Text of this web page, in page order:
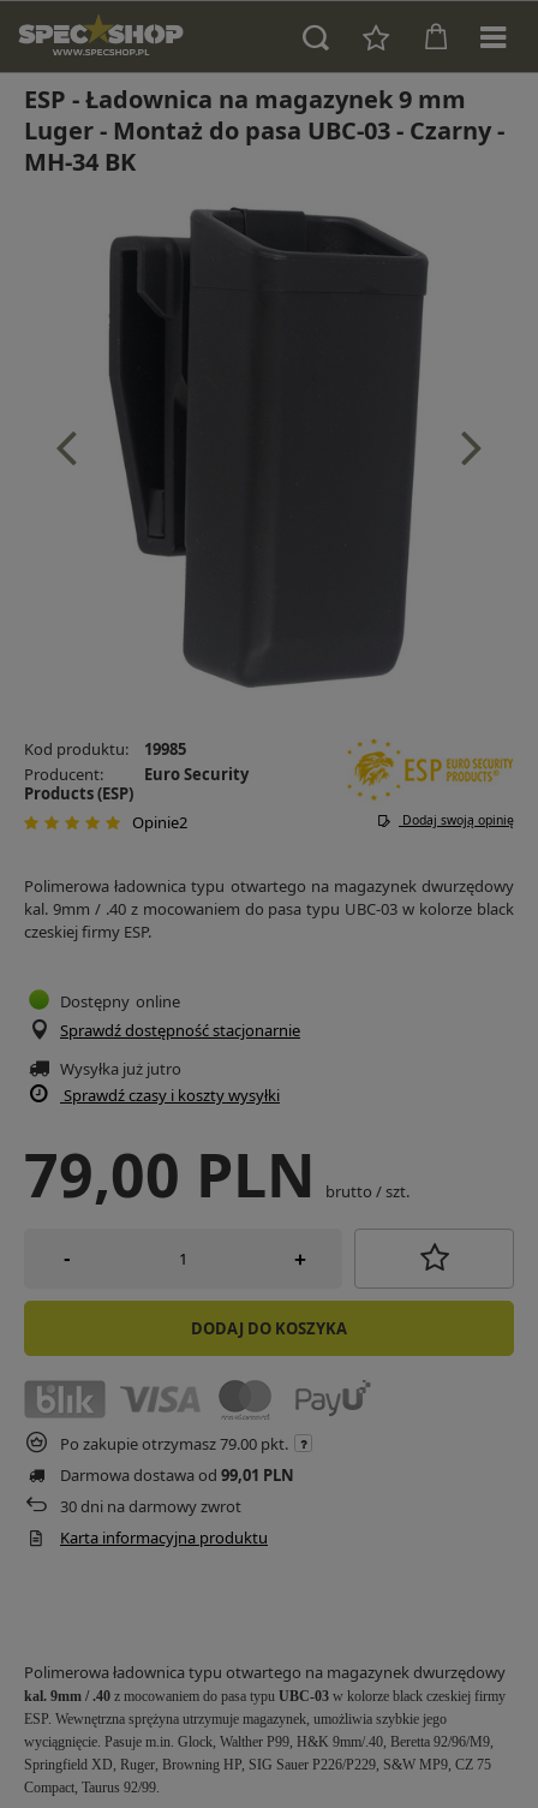
ESP - Ładownica na magazynek 9 mm
Luger - Montaż do pasa UBC-03 - Czarny -
MH-34 BK
Kod produktu:
19985
Producent:
Euro Security
Products (ESP)
Opinie2
Dodaj swoją opinię
Polimerowa ładownica typu otwartego na magazynek dwurzędowy
kal. 9mm / .40 z mocowaniem do pasa typu UBC-03 w kolorze black
czeskiej firmy ESP.
Dostępny online
Sprawdź dostępność stacjonarnie
Wysyłka już jutro
Sprawdź czasy i koszty wysyłki
79,00 PLN brutto /szt.
- +
DODAJ DO KOSZYKA
Po zakupie otrzymasz79.00 pkt.
Darmowa dostawa od 99,01 PLN
30dni na darmowy zwrot
Karta informacyjna produktu
Polimerowa ładownica typu otwartego na magazynek dwurzędowy
kal. 9mm / .40 z mocowaniem do pasa typu UBC-03 w kolorze black czeskiej firmy
ESP. Wewnętrzna sprężyna utrzymuje magazynek, umożliwia szybkie jego
wyciągnięcie. Pasuje m.in. Glock, Walther P99, H&K 9mm/.40, Beretta 92/96/M9,
Springfield XD, Ruger, Browning HP, SIG Sauer P226/P229, S&W MP9, CZ 75
Compact, Taurus 92/99.